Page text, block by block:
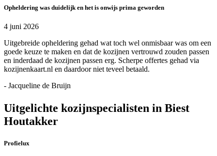
Opheldering was duidelijk en het is onwijs prima geworden
4 juni 2026
Uitgebreide opheldering gehad wat toch wel onmisbaar was om een
goede keuze te maken en dat de kozijnen vertrouwd zouden passen
en inderdaad de kozijnen passen erg. Scherpe offertes gehad via
kozijnenkaart.nl en daardoor niet teveel betaald.
- Jacqueline de Bruijn
Uitgelichte kozijnspecialisten in Biest
Houtakker
Profielux